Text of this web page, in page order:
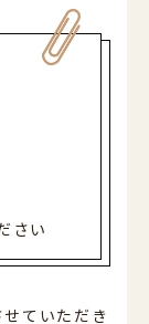
さい
ていただき